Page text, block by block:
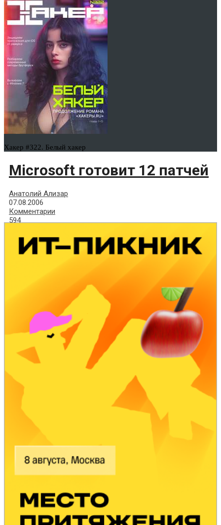
Хакер #322. Белый хакер
Microsoft готовит 12 патчей
Анатолий Ализар
07.08.2006
Комментарии
594